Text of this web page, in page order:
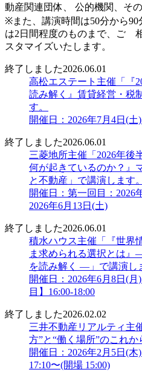
動産関連団体、 公的機関、そ
※また、講演時間は50分から
は2日間程度のものまで、ご゙
スタマイズいたします。
終了しました2026.06.01
高松エステート主催「『
読み解く』賃貸経営・税
す。
開催日：2026年7月4日(
終了しました2026.06.01
三菱地所主催「2026年後
何が起きているのか？』
と不動産」で講演します。
開催日：第一回目：2026
2026年6月13日(土)
終了しました2026.06.01
積水ハウス主催「『世界
ま求められる選択とは
を読み解く ―」で講演し
開催日：2026年6月8日(月
目】16:00-18:00
終了しました2026.02.02
三井不動産リアルティ主
方”と“働く場所”のこれか
開催日：2026年2月5日(
17:10〜(開場 15:00)